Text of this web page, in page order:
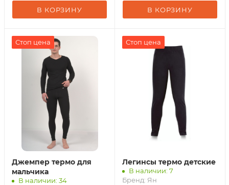
В КОРЗИНУ В КОРЗИНУ
Стоп цена
Джемпер термо для
мальчика
В наличии: 34
Стоп цена
Легинсы термо детские
В наличии: 7
Бренд: Ян